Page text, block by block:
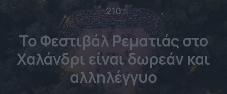
210
Το Φεστιβάλ Ρεματιάς στο
Χαλάνδρι είναι δωρεάν και
αλληλέγγυο